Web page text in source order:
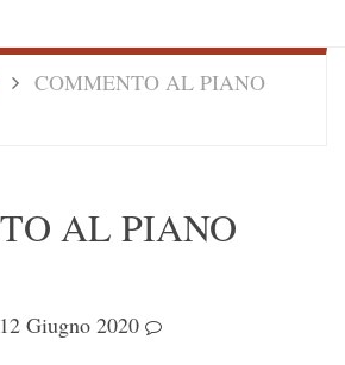
HomeCOMMENTO AL PIANO
AL PIANO
12 Giugno 2020